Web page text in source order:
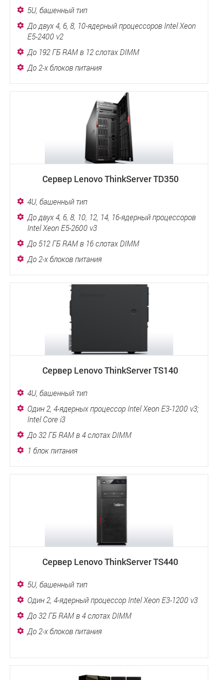
5U, башенный тип
До двух 4, 6, 8, 10-ядерный процессоров Intel Xeon
E5-2400 v2
До 192 ГБ RAM в 12 слотах DIMM
До 2-х блоков питания
Сервер Lenovo ThinkServer TD350
4U, башенный тип
До двух 4, 6, 8, 10, 12, 14, 16-ядерный процессоров
Intel Xeon E5-2600 v3
До 512 ГБ RAM в 16 слотах DIMM
До 2-х блоков питания
Сервер Lenovo ThinkServer TS140
4U, башенный тип
Один 2, 4-ядерных процессор Intel Xeon E3-1200 v3;
Intel Core i3
До 32 ГБ RAM в 4 слотах DIMM
1 блок питания
Сервер Lenovo ThinkServer TS440
5U, башенный тип
Один 2, 4-ядерный процессор Intel Xeon E3-1200 v3
До 32 ГБ RAM в 4 слотах DIMM
До 2-х блоков питания